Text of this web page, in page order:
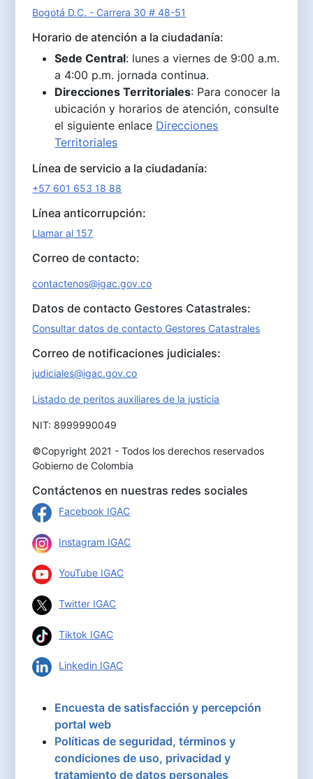
Bogotá D.C. - Carrera 30 # 48-51
Horario de atención a la ciudadanía:
Sede Central: lunes a viernes de 9:00 a.m.
a 4:00 p.m. jornada continua.
Direcciones Territoriales: Para conocer la
ubicación y horarios de atención, consulte
el siguiente enlace Direcciones
Territoriales
Línea de servicio a la ciudadanía:
+57 601 653 18 88
Línea anticorrupción:
Llamar al 157
Correo de contacto:
contactenos@igac.gov.co
Datos de contacto Gestores Catastrales:
Consultar datos de contacto Gestores Catastrales
Correo de notificaciones judiciales:
judiciales@igac.gov.co
Listado de peritos auxiliares de la justicia
NIT: 8999990049
©Copyright 2021 - Todos los derechos reservados
Gobierno de Colombia
Contáctenos en nuestras redes sociales
Facebook IGAC
Instagram IGAC
YouTube IGAC
Twitter IGAC
Tiktok IGAC
Linkedin IGAC
Encuesta de satisfacción y percepción
portal web
Políticas de seguridad, términos y
condiciones de uso, privacidad y
tratamiento de datos personales